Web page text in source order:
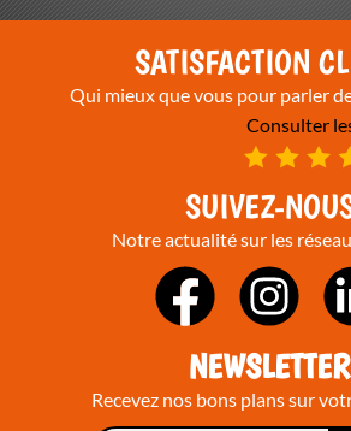
SATISFACTION
Qui mieux que vous pour parler
Consulter
SUIVEZ-
Notre actualité sur les
NEWSLETTER
Recevez nos bons plans sur